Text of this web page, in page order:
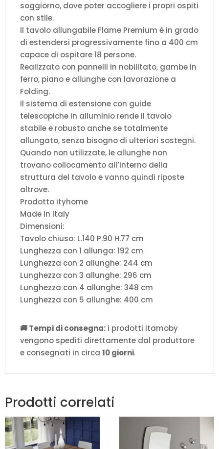
soggiorno, dove poter accogliere i propri ospiti
con stile.
Il tavolo allungabile Flame Premium è in grado
di estendersi progressivamente fino a 400 cm
capace di ospitare 18 persone.
Realizzato con pannelli in nobilitato, gambe in
ferro, piano e allunghe con lavorazione a
Folding.
Il sistema di estensione con guide
telescopiche in alluminio rende il tavolo
stabile e robusto anche se totalmente
allungato, senza bisogno di ulteriori sostegni.
Quando non utilizzate, le allunghe non
trovano collocamento all’interno della
struttura del tavolo e vanno quindi riposte
altrove.
Prodotto ityhome
Made in Italy
Dimensioni:
Tavolo chiuso: L.140 P.90 H.77 cm
Lunghezza con 1 allunga: 192 cm
Lunghezza con 2 allunghe: 244 cm
Lunghezza con 3 allunghe: 296 cm
Lunghezza con 4 allunghe: 348 cm
Lunghezza con 5 allunghe: 400 cm
🚚 Tempi di consegna: i prodotti Itamoby
vengono spediti direttamente dal produttore
e consegnati in circa 10 giorni.
Prodotti correlati